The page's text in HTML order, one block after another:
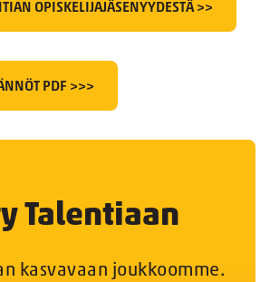
OPISKELIJAJÄSENYYDESTÄ >>
PDF >>>
Talentiaan
kasvavaan joukkoomme.